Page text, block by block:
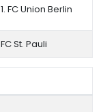
1. FC Union Berlin
FC St. Pauli